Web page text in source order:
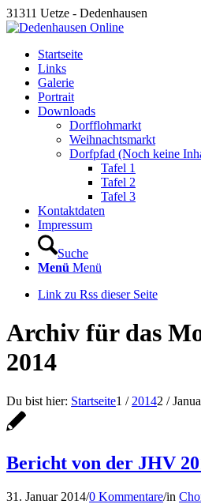
31311 Uetze - Dedenhausen
Startseite
Links
Galerie
Portrait
Downloads
Dorfflohmarkt
Weihnachtsmarkt
Dorfpfad (Noch keine
Tafel 1
Tafel 2
Tafel 3
Kontaktdaten
Impressum
Suche
Menü Menü
Link zu Rss dieser Seite
Archiv für das
2014
Du bist hier: Startseite1 / 20142 /
Bericht von der JHV
31. Januar 2014/0 Kommentare/in